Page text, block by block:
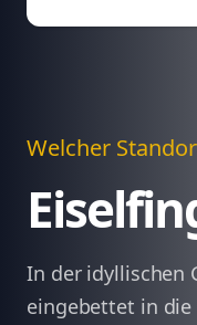
Welcher
In der idyllischen
eingebettet in